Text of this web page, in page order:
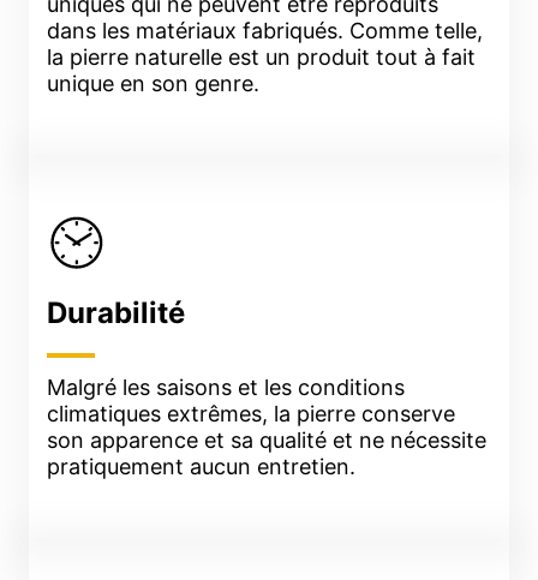
dans les matériaux fabriqués. Comme telle,
la pierre naturelle est un produit tout à fait
unique en son genre.
Durabilité
Malgré les saisons et les conditions
climatiques extrêmes, la pierre conserve
son apparence et sa qualité et ne nécessite
pratiquement aucun entretien.